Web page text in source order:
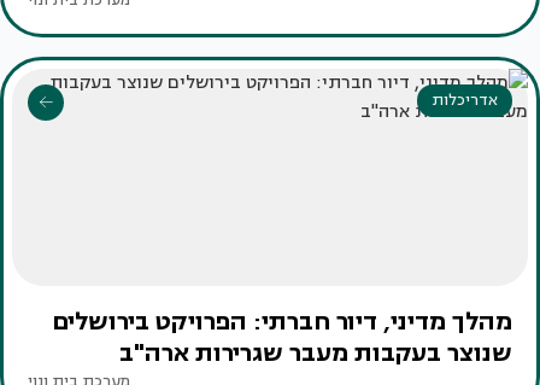
אדריכלות
מהלך מדיני, דיור חברתי: הפרויקט בירושלים
שנוצר בעקבות מעבר שגרירות ארה"ב